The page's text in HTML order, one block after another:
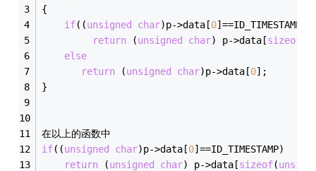
{
if((unsigned char)p->data[0]==ID_TIMESTAMP)
return (unsigned char) p->data[sizeof
else
return (unsigned char)p->data[0];
}
在以上的函数中
if((unsigned char)p->data[0]==ID_TIMESTAMP)
return (unsigned char) p->data[sizeof(